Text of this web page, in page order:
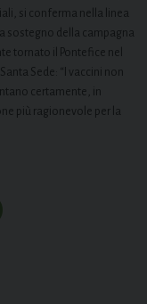
si conferma nella linea
sostegno della campagna
tornato il Pontefice nel
Sede: “I vaccini non
certamente, in
più ragionevole per la